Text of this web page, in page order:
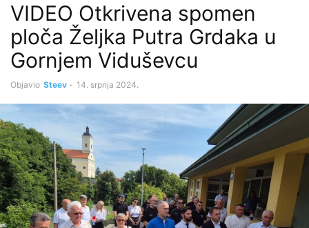
VIDEO Otkrivena spomen
ploča Željka Putra Grdaka u
Gornjem Viduševcu
Objavio Steev - 14. srpnja 2024.